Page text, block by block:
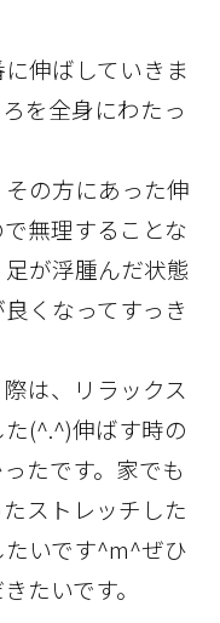
伸ばしていきま
を全身にわたっ
の方にあった伸
無理することな
が浮腫んだ状態
くなってすっき
は、リラックス
(^.^)伸ばす時の
たです。家でも
ストレッチした
いです^m^ぜひ
たいです。